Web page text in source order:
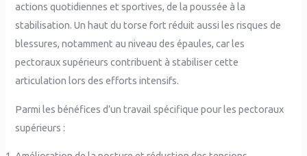
actions quotidiennes et sportives, de la poussée à la
stabilisation. Un haut du torse fort réduit aussi les risques de
blessures, notamment au niveau des épaules, car les
pectoraux supérieurs contribuent à stabiliser cette
articulation lors des efforts intensifs.
Parmi les bénéfices d’un travail spécifique pour les pectoraux
supérieurs :